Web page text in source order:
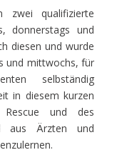
zwei qualifizierte
donnerstags und
diesen und wurde
und mittwochs, für
selbständig
in diesem kurzen
und des
aus Ärzten und